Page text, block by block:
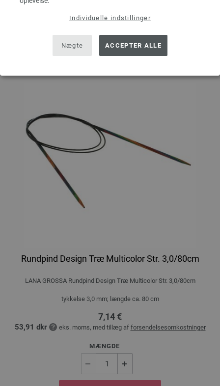
Individuelle indstillinger
Nægte ACCEPTER ALLE
Rundpind Design Træ Multicolor Str. 3,0/80cm
LANA GROSSA Rundpind Design Træ Multicolor Str. 3,0/80cm
tykkelse 3,0 mm; længde ca. 80 cm
7,14 €
53,91 dkr eks. moms, med tillæg af forsendelsesomkostninger
MÆNGDE